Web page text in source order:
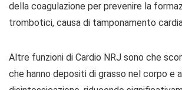
della coagulazione per prevenire la
trombotici, causa di tamponamento
Altre funzioni di Cardio NRJ sono che
che hanno depositi di grasso nel corpo e